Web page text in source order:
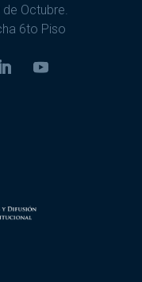
de Octubre.
6to Piso